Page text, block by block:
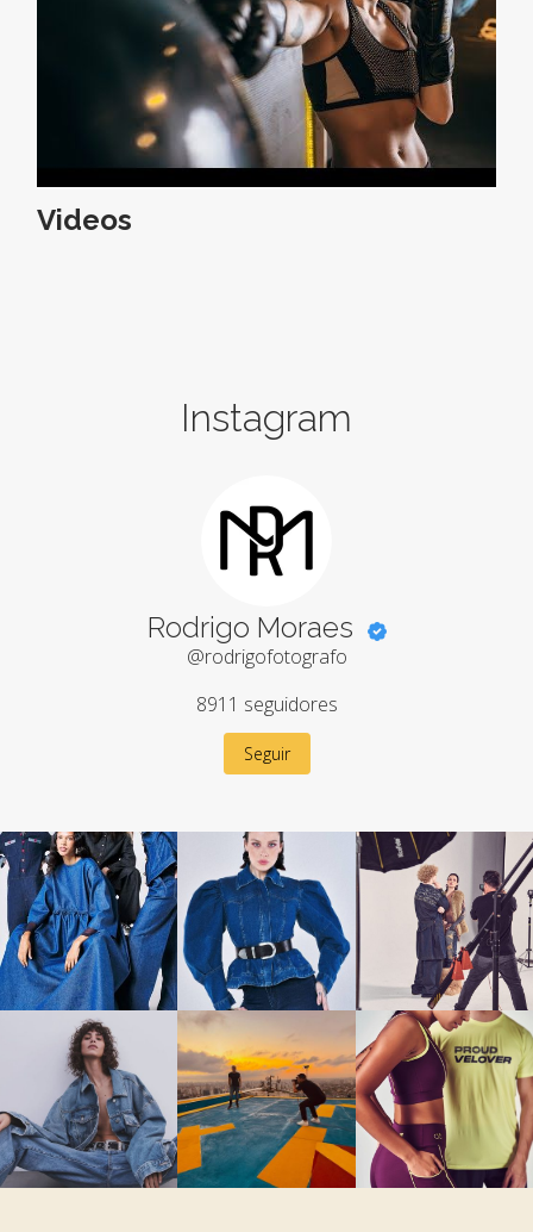
Videos
Instagram
Rodrigo Moraes
@rodrigofotografo
8911 seguidores
Seguir